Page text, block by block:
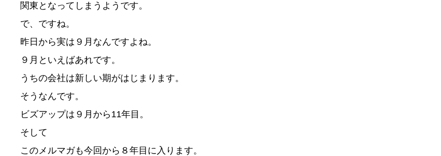
関東となってしまうようです。
で、ですね。
昨日から実は９月なんですよね。
９月といえばあれです。
うちの会社は新しい期がはじまります。
そうなんです。
ビズアップは９月から11年目。
そして
このメルマガも今回から８年目に入ります。